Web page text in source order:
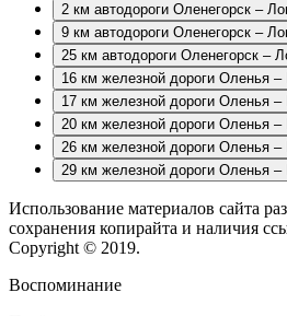
2 км автодороги Оленегорск –
9 км автодороги Оленегорск –
25 км автодороги Оленегорск –
16 км железной дороги Оленья –
17 км железной дороги Оленья –
20 км железной дороги Оленья –
26 км железной дороги Оленья –
29 км железной дороги Оленья –
Использование материалов сайта
сохранения копирайта и наличия
Copyright © 2019.
Воспоминание